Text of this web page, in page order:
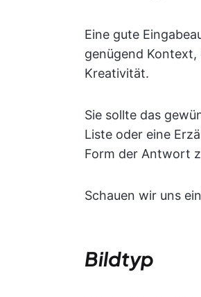
Eine gute
genügend
Kreativität.
Sie sollte das
Liste oder eine
Form der Antwort
Schauen wir uns
Bildtyp